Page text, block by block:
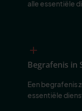
alle essentiële
Begrafenis in
Een begrafenis
essentiële